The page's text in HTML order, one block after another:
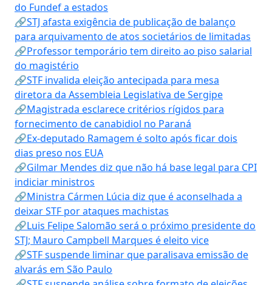
do Fundef a estados
🔗STJ afasta exigência de publicação de balanço
para arquivamento de atos societários de limitadas
🔗Professor temporário tem direito ao piso salarial
do magistério
🔗STF invalida eleição antecipada para mesa
diretora da Assembleia Legislativa de Sergipe
🔗Magistrada esclarece critérios rígidos para
fornecimento de canabidiol no Paraná
🔗Ex-deputado Ramagem é solto após ficar dois
dias preso nos EUA
🔗Gilmar Mendes diz que não há base legal para CPI
indiciar ministros
🔗Ministra Cármen Lúcia diz que é aconselhada a
deixar STF por ataques machistas
🔗Luis Felipe Salomão será o próximo presidente do
STJ; Mauro Campbell Marques é eleito vice
🔗STF suspende liminar que paralisava emissão de
alvarás em São Paulo